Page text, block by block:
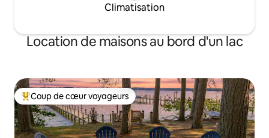
Climatisation
Location de maisons au bord d'un lac
Coups de cœur voyageurs les plus appréciés
Coup de cœur voyageurs